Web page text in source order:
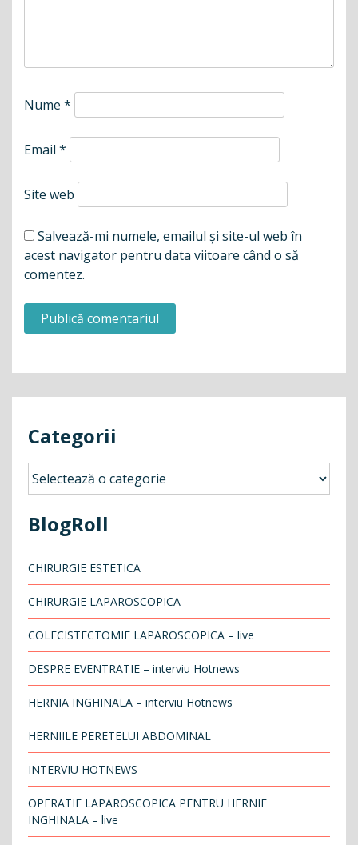
Nume *
Email *
Site web
Salvează-mi numele, emailul și site-ul web în
acest navigator pentru data viitoare când o să
comentez.
Categorii
Categorii
BlogRoll
CHIRURGIE ESTETICA
CHIRURGIE LAPAROSCOPICA
COLECISTECTOMIE LAPAROSCOPICA – live
DESPRE EVENTRATIE – interviu Hotnews
HERNIA INGHINALA – interviu Hotnews
HERNIILE PERETELUI ABDOMINAL
INTERVIU HOTNEWS
OPERATIE LAPAROSCOPICA PENTRU HERNIE
INGHINALA – live